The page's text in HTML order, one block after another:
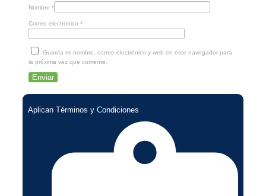
Nombre *
Correo electrónico *
Guarda mi nombre, correo electrónico y web en este navegador para
la próxima vez que comente.
Aplican Términos y Condiciones